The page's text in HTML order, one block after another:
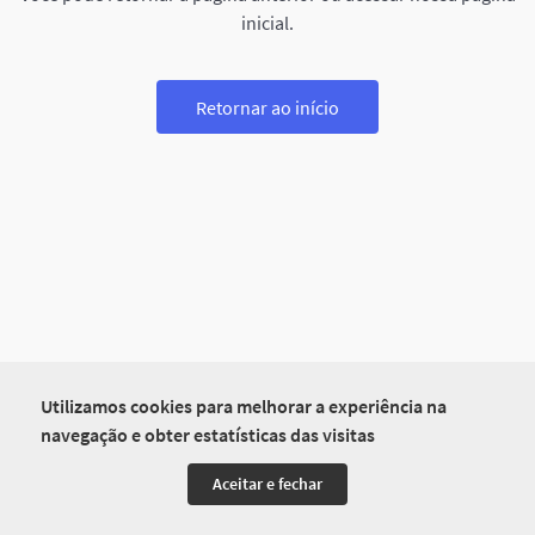
Utilizamos cookies para melhorar a experiência na
navegação e obter estatísticas das visitas
Aceitar e fechar
inicial.
Retornar ao início